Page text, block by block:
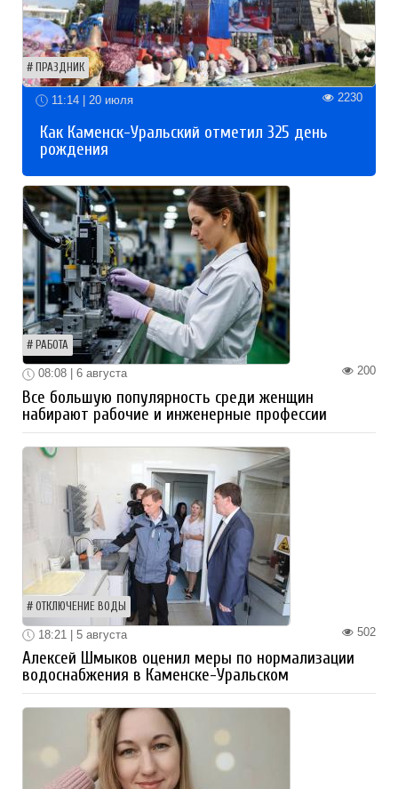
ПРАЗДНИК
11:14 | 20 июля 2230
Как Каменск-Уральский отметил 325 день
рождения
РАБОТА
200
08:08 | 6 августа
Все большую популярность среди женщин
набирают рабочие и инженерные профессии
ОТКЛЮЧЕНИЕ ВОДЫ
502
18:21 | 5 августа
Алексей Шмыков оценил меры по нормализации
водоснабжения в Каменске-Уральском